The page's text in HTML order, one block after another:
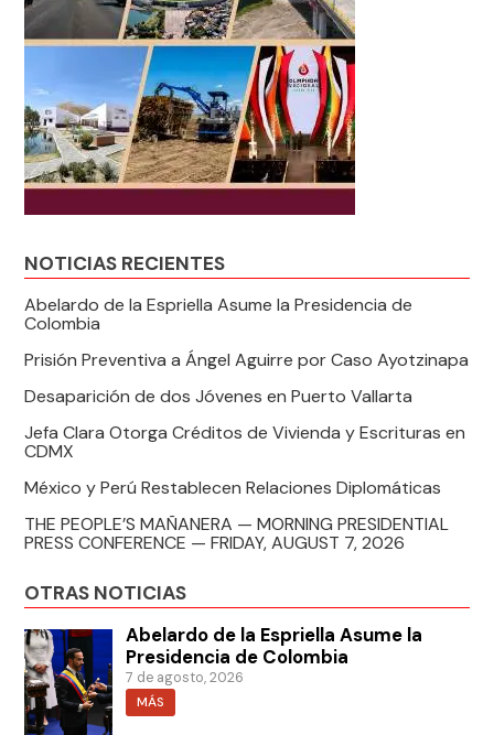
NOTICIAS RECIENTES
Abelardo de la Espriella Asume la Presidencia de
Colombia
Prisión Preventiva a Ángel Aguirre por Caso Ayotzinapa
Desaparición de dos Jóvenes en Puerto Vallarta
Jefa Clara Otorga Créditos de Vivienda y Escrituras en
CDMX
México y Perú Restablecen Relaciones Diplomáticas
THE PEOPLE’S MAÑANERA — MORNING PRESIDENTIAL
PRESS CONFERENCE — FRIDAY, AUGUST 7, 2026
OTRAS NOTICIAS
Abelardo de la Espriella Asume la
Presidencia de Colombia
7 de agosto, 2026
MÁS